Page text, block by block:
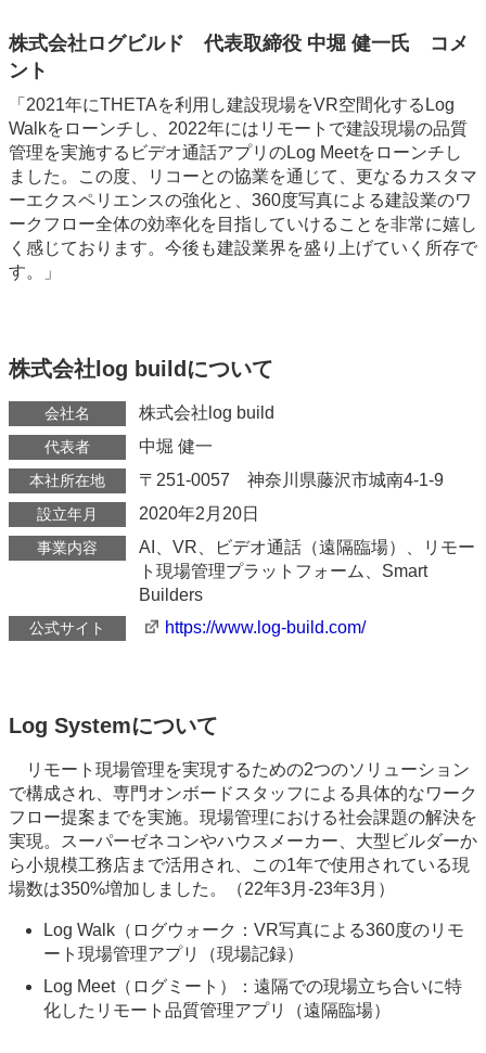
株式会社ログビルド 代表取締役 中堀 健一氏 コメ
ント
「2021年にTHETAを利用し建設現場をVR空間化するLog
Walkをローンチし、2022年にはリモートで建設現場の品質
管理を実施するビデオ通話アプリのLog Meetをローンチし
ました。この度、リコーとの協業を通じて、更なるカスタマ
ーエクスペリエンスの強化と、360度写真による建設業のワ
ークフロー全体の効率化を目指していけることを非常に嬉し
く感じております。今後も建設業界を盛り上げていく所存で
す。」
株式会社log buildについて
会社名 株式会社log build
代表者 中堀 健一
本社所在地 〒251-0057 神奈川県藤沢市城南4-1-9
設立年月 2020年2月20日
事業内容
AI、VR、ビデオ通話（遠隔臨場）、リモー
ト現場管理プラットフォーム、Smart
Builders
公式サイト https://www.log-build.com/
Log Systemについて
リモート現場管理を実現するための2つのソリューション
で構成され、専門オンボードスタッフによる具体的なワーク
フロー提案までを実施。現場管理における社会課題の解決を
実現。スーパーゼネコンやハウスメーカー、大型ビルダーか
ら小規模工務店まで活用され、この1年で使用されている現
場数は350%増加しました。（22年3月-23年3月）
Log Walk（ログウォーク：VR写真による360度のリモ
ート現場管理アプリ（現場記録）
Log Meet（ログミート）：遠隔での現場立ち合いに特
化したリモート品質管理アプリ（遠隔臨場）